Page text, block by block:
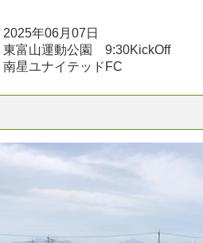
年06月07日
東富山運動公園 9:30KickOff
南星ユナイテッドFC